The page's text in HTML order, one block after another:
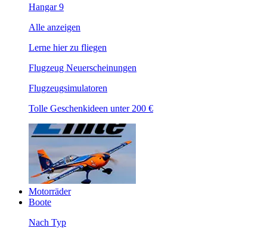
Hangar 9
Alle anzeigen
Lerne hier zu fliegen
Flugzeug Neuerscheinungen
Flugzeugsimulatoren
Tolle Geschenkideen unter 200 €
Motorräder
Boote
Nach Typ